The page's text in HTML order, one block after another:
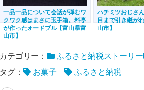
一品一品について会話が弾むワ
クワク感はまさに玉手箱。料亭
が作ったオードブル【富山県富
山市】
ハチミツおじさ
目まで引き継が
山市】
カテゴリー： ふるさと納税ストーリー
タグ：
お菓子 ふるさと納税